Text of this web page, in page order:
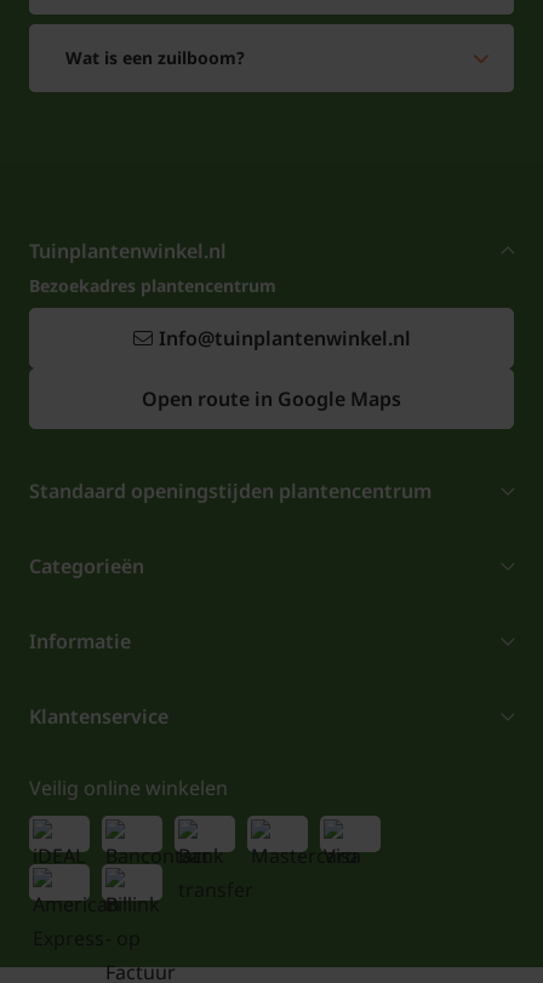
Wat is een zuilboom?
Tuinplantenwinkel.nl
Bezoekadres plantencentrum
Info@tuinplantenwinkel.nl
Open route in Google Maps
Standaard openingstijden plantencentrum
Categorieën
Informatie
Klantenservice
Veilig online winkelen